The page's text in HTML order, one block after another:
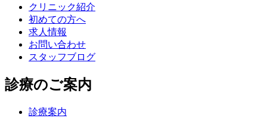
クリニック紹介
初めての方へ
求人情報
お問い合わせ
スタッフブログ
診療のご案内
診療案内